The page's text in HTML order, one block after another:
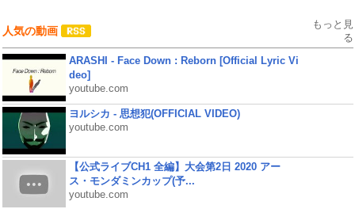
人気の動画
もっと見
る
ARASHI - Face Down : Reborn [Official Lyric Vi
deo]
youtube.com
ヨルシカ - 思想犯(OFFICIAL VIDEO)
youtube.com
【公式ライブCH1 全編】大会第2日 2020 アー
ス・モンダミンカップ(予...
youtube.com